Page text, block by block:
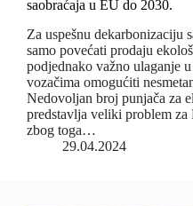
saobraćaja u EU do 2030.
Za uspešnu dekarbonizaciju
samo povećati prodaju
podjednako važno ulaganje
vozačima omogućiti
Nedovoljan broj punjača za
predstavlja veliki problem
zbog toga…
29.04.2024